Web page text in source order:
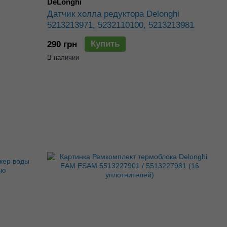
DeLonghi
Датчик холла редуктора Delonghi
5213213971, 5232110100, 5213213981
290 грн
Купить
В наличии